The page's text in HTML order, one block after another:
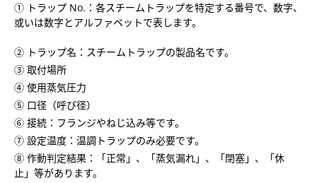
① トラップ No.：各スチームトラップを特定する番号で、数字、
或いは数字とアルファベットで表します。
② トラップ名：スチームトラップの製品名です。
③ 取付場所
④ 使用蒸気圧力
⑤ 口径（呼び径）
⑥ 接続：フランジやねじ込み等です。
⑦ 設定温度：温調トラップのみ必要です。
⑧ 作動判定結果：「正常」、「蒸気漏れ」、「閉塞」、「休
止」等があります。